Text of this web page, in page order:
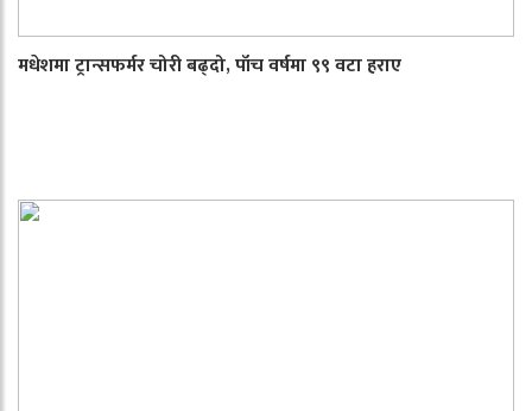
मधेशमा ट्रान्सफर्मर चोरी बढ्दो, पाँच वर्षमा ९९ वटा हराए